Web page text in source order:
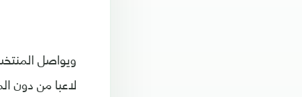
لاعبا من دون